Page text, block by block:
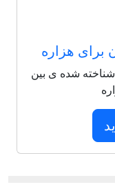
برای هزاره
نظیر از 125 شاعر شناخته شده ی بین